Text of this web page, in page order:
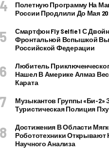
Полетную Программу На
России Продлили До Мая
Смартфон Fly Selfie 1 С
Фронтальной Вспышкой
Российской Федерации
Любитель
Нашел В Америке Алмаз
Карата
Музыкантов Группы «Би-2»
Туристическая Полиция
Достижения В Области
Робототехники
Научного Анализа